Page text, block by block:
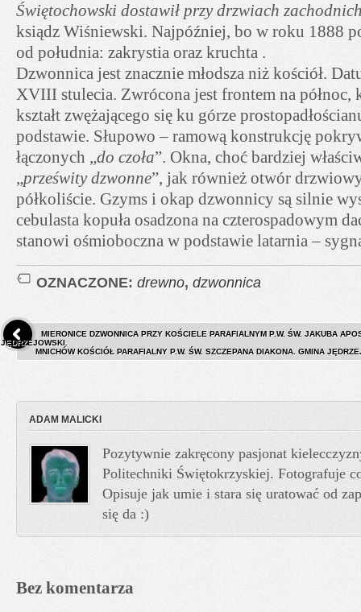
Świętochowski dostawił przy drzwiach
ksiądz Wiśniewski. Najpóźniej, bo w roku 1888
od południa: zakrystia oraz kruchta .
Dzwonnica jest znacznie młodsza niż kościół.
XVIII stulecia. Zwrócona jest frontem na północ,
kształt zwężającego się ku górze
podstawie. Słupowo – ramową konstrukcję
łączonych „do czoła”. Okna, choć bardziej
„prześwity dzwonne”, jak również otwór
półkoliście. Gzyms i okap dzwonnicy są silnie
cebulasta kopuła osadzona na czterospadowym
stanowi ośmioboczna w podstawie latarnia –
OZNACZONE: drewno, dzwonnica
MIERONICE DZWONNICA PRZY KOŚCIELE PARAFIALNYM P.W. ŚW. JAKUBA
JĘDRZEJOWSKI.
MNICHÓW KOŚCIÓŁ PARAFIALNY P.W. ŚW. SZCZEPANA DIAKONA. GMINA
ADAM MALICKI
Pozytywnie zakręcony pasjonat
Politechniki Świętokrzyskiej. Fotografuje
Opisuje jak umie i stara się uratować od
się da :)
Bez komentarza